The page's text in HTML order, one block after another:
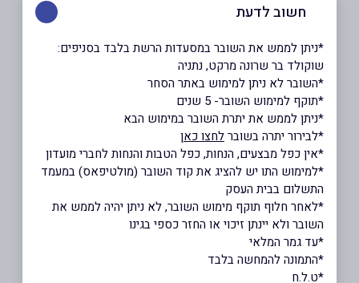
חשוב לדעת
*ניתן לממש את השובר במסעדות הרשת בלבד בסניפים:
שוקולד בר שרונה מרקט, נתניה
*השובר לא ניתן למימוש באתר הסחר
*תוקף למימוש השובר- 5 שנים
*ניתן לממש את יתרת השובר במימוש הבא
*לבירור יתרה בשוברלחצו כאן
*אין כפל מבצעים, הנחות, כפל הטבות והנחות לחברי מועדון
*למימוש התו יש להציג את קוד השובר (מולטיפאס) במעמד
התשלום בבית העסק
*לאחר חלוף תוקף מימוש השובר, לא ניתן יהיה לממש את
השובר ולא יינתן זיכוי או החזר כספי בגינו
*עד גמר המלאי
*התמונה להמחשה בלבד
*ט.ל.ח